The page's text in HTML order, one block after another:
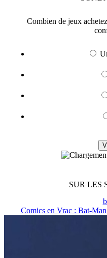
Combien de jeux
SUR LES
Comics en Vrac : Bat-